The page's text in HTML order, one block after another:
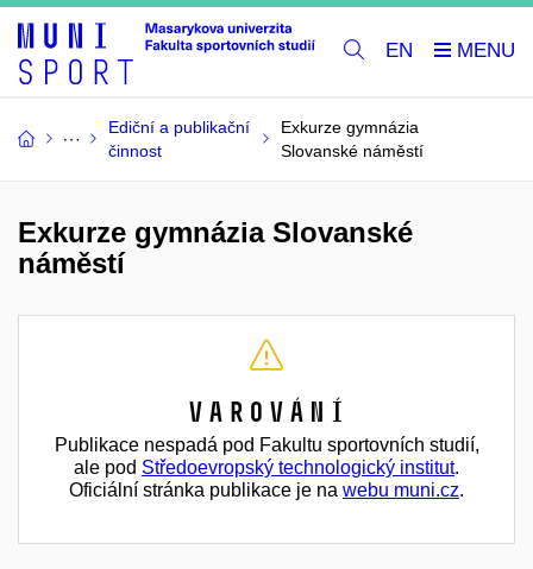
EN
Ediční a publikační
činnost
Exkurze gymnázia
Slovanské náměstí
Exkurze gymnázia Slovanské
náměstí
Varování
Publikace nespadá pod Fakultu sportovních studií,
ale pod Středoevropský technologický institut.
Oficiální stránka publikace je na webu muni.cz.